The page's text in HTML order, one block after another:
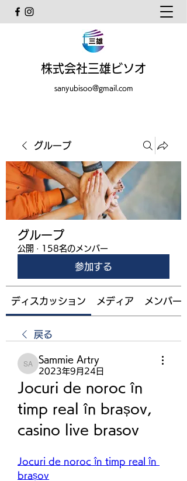
株式会社三雄ビソオ
sanyubisoo@gmail.com
グループ
グループ
公開 · 158名のメンバー
参加する
ディスカッション メディア メンバー
戻る
Sammie Artry
Sammie Artry
2023年9月24日
Jocuri de noroc în
timp real în brașov,
casino live brasov
Jocuri de noroc în timp real în
brașov